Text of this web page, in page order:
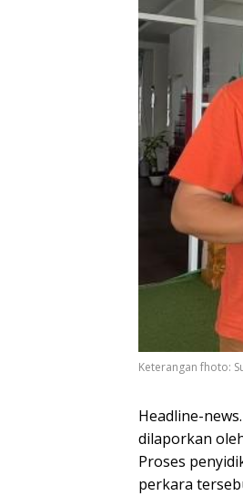
Keterangan fhoto:
Headline-
dilaporkan
Proses
perkara